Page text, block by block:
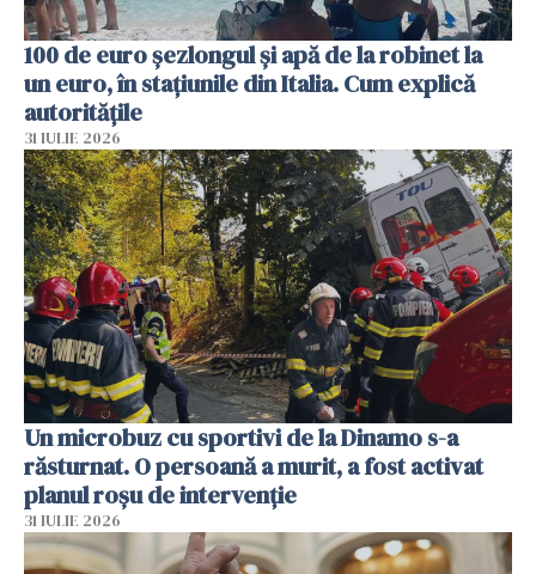
100 de euro șezlongul și apă de la robinet la
un euro, în stațiunile din Italia. Cum explică
autoritățile
31 IULIE 2026
Un microbuz cu sportivi de la Dinamo s-a
răsturnat. O persoană a murit, a fost activat
planul roșu de intervenție
31 IULIE 2026